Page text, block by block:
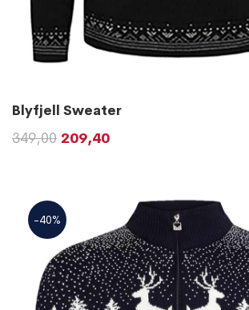
Blyfjell Sweater
349,00 209,40
-40%